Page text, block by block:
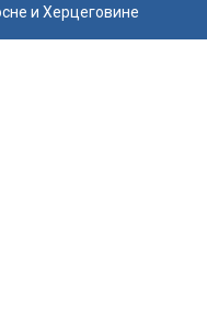
и Херцеговине